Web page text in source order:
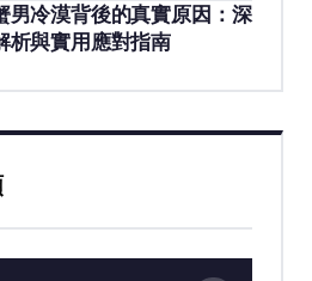
男冷漠背後的真實原因：深
析與實用應對指南